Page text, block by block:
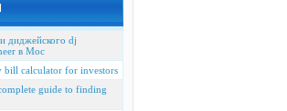
диджейского dj
в Мос
bill calculator for investors
guide to finding